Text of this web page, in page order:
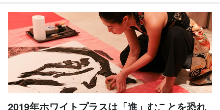
2019年ホワイトプラスは「進」むことを恐れ